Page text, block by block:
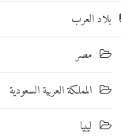
بلاد العرب
مصر
المملكة العربية السعودية
ليبيا